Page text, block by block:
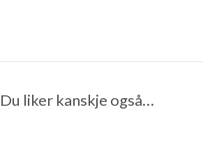
Du liker kanskje også…